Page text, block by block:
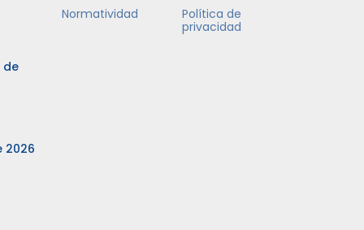
de
2026
Normatividad
Política de
privacidad